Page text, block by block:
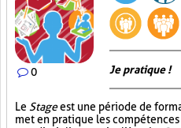
0 Je pratique !
Le Stageest une période de
met en pratique les